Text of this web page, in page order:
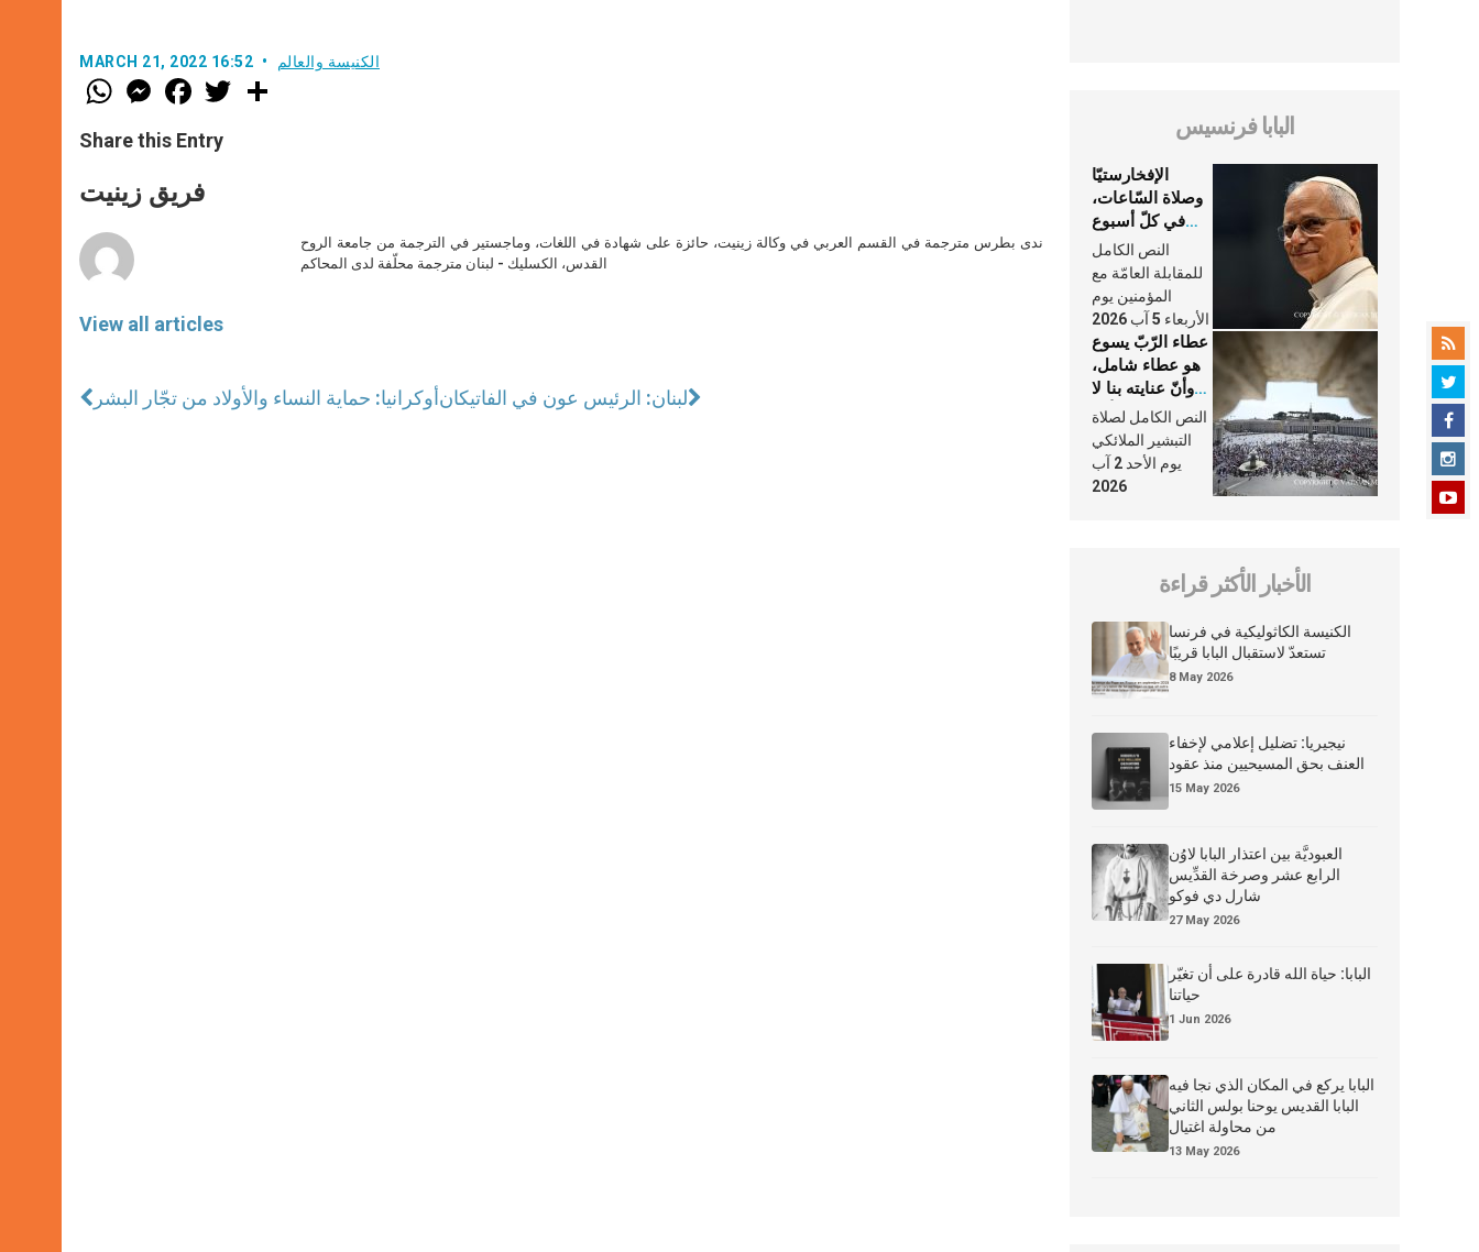
MARCH 21, 2022 16:52 الكنيسة والعالم
W
h
t
s
p
p
M
e
s
e
g
e
F
a
e
b
o
k
w
Share this Entry
فريق زينيت
View all articles
ندى بطرس مترجمة في القسم العربي في وكالة زينيت، حائزة على شهادة في اللغات، وماجستير في الترجمة من جامعة الروح
القدس، الكسليك - لبنان مترجمة محلّفة لدى المحاكم
أوكرانيا: حماية النساء والأولاد من تجّار البشرلبنان: الرئيس عون في الفاتيكان
البابا فرنسيس
الإفخارستيّا
وصلاة السّاعات،
في كلّ أسبوع
وكلّ يوم، هما
النَّفَس في حياة
الكنيسة
النص الكامل
للمقابلة العامّة مع
المؤمنين يوم
الأربعاء 5 آب 2026
عطاء الرّبّ يسوع
هو عطاء شامل،
وأنّ عنايته بنا لا
تغيب عنّا أبدًا
النص الكامل لصلاة
التبشير الملائكي
يوم الأحد 2 آب
2026
الأخبار الأكثر قراءة
الكنيسة الكاثوليكية في فرنسا
تستعدّ لاستقبال البابا قريبًا
8 May 2026
نيجيريا: تضليل إعلامي لإخفاء
العنف بحق المسيحيين منذ عقود
15 May 2026
العبوديَّة بين اعتذار البابا لاوُن
الرابع عشر وصرخة القدِّيس
شارل دي فوكو
27 May 2026
البابا: حياة الله قادرة على أن تغيّر
حياتنا
1 Jun 2026
البابا يركع في المكان الذي نجا فيه
البابا القديس يوحنا بولس الثاني
من محاولة اغتيال
13 May 2026